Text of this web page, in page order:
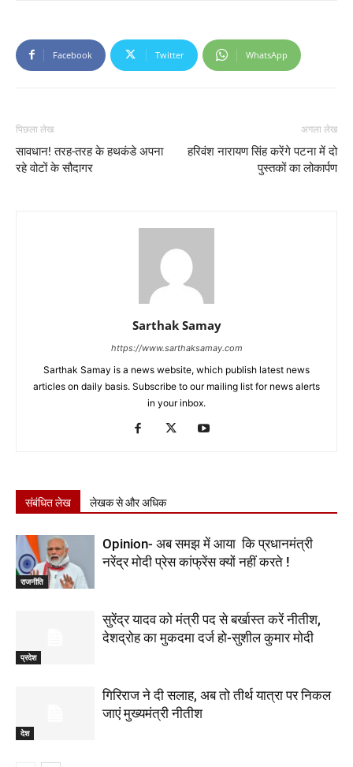
Facebook Twitter WhatsApp
पिछला लेख
सावधान! तरह-तरह के हथकंडे अपना
रहे वोटों के सौदागर
अगला लेख
हरिवंश नारायण सिंह करेंगे पटना में दो
पुस्तकों का लोकार्पण
Sarthak Samay
https://www.sarthaksamay.com
Sarthak Samay is a news website, which publish latest news
articles on daily basis. Subscribe to our mailing list for news alerts
in your inbox.
संबंधित लेख लेखक से और अधिक
राजनीति
Opinion- अब समझ में आया कि प्रधानमंत्री
नरेंद्र मोदी प्रेस कांफ्रेंस क्यों नहीं करते !
प्रदेश
सुरेंद्र यादव को मंत्री पद से बर्खास्त करें नीतीश,
देशद्रोह का मुकदमा दर्ज हो-सुशील कुमार मोदी
देश
गिरिराज ने दी सलाह, अब तो तीर्थ यात्रा पर निकल
जाएं मुख्यमंत्री नीतीश